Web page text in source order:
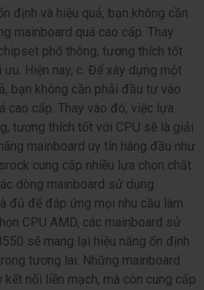
định và hiệu quả, bạn không cần
mainboard quá cao cấp. Thay
phổ thông, tương thích tốt
Hiện nay, c. Để xây dựng một
bạn không cần phải đầu tư vào
cao cấp. Thay vào đó, việc lựa
tương thích tốt với CPU sẽ là giải
mainboard uy tín hàng đầu như
cung cấp nhiều lựa chọn chất
dòng mainboard sử dụng
đủ để đáp ứng mọi nhu cầu làm
CPU AMD, các mainboard sử
sẽ mang lại hiệu năng ổn định
tương lai. Những mainboard
nối liền mạch, mà còn cung cấp